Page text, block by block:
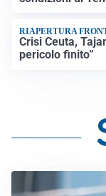
RIAPERTURA
Crisi Ceuta,
pericolo finito”